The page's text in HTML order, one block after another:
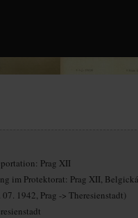
Prag XII
im Protektorat: Prag XII,
1942, Prag -> Theresienstadt)